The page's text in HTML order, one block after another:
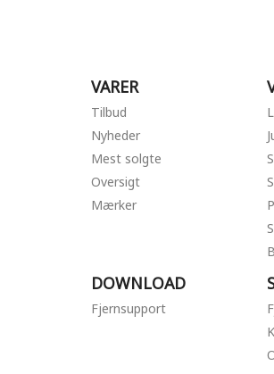
VARER
Tilbud
Nyheder
Mest solgte
Oversigt
Mærker
DOWNLOAD
Fjernsupport